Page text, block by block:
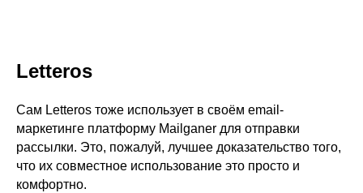
Letteros
Сам Letteros тоже использует в своём email-
маркетинге платформу Mailganer для отправки
рассылки. Это, пожалуй, лучшее доказательство того,
что их совместное использование это просто и
комфортно.